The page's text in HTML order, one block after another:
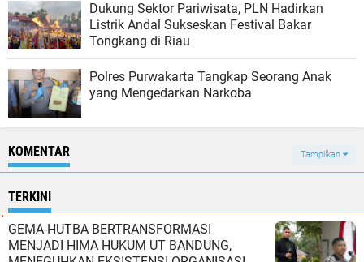
Dukung Sektor Pariwisata, PLN Hadirkan
Listrik Andal Sukseskan Festival Bakar
Tongkang di Riau
Polres Purwakarta Tangkap Seorang Anak
yang Mengedarkan Narkoba
KOMENTAR Tampilkan
TERKINI
GEMA-HUTBA BERTRANSFORMASI
MENJADI HIMA HUKUM UT BANDUNG,